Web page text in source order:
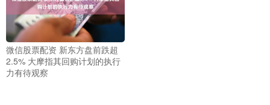
微信股票配资 新东方盘前跌超
2.5% 大摩指其回购计划的执行
力有待观察